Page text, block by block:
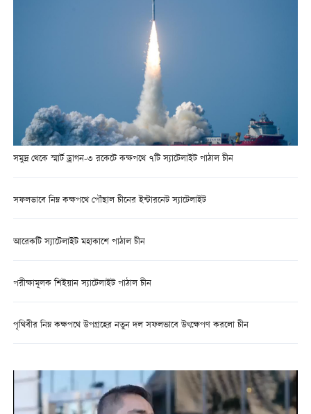
সমুদ্র থেকে স্মার্ট ড্রাগন-৩ রকেটে কক্ষপথে ৭টি স্যাটেলাইট পাঠাল চীন
সফলভাবে নিম্ন কক্ষপথে পৌঁছাল চীনের ইন্টারনেট স্যাটেলাইট
আরেকটি স্যাটেলাইট মহাকাশে পাঠাল চীন
পরীক্ষামূলক শিইয়ান স্যাটেলাইট পাঠাল চীন
পৃথিবীর নিম্ন কক্ষপথে উপগ্রহের নতুন দল সফলভাবে উৎক্ষেপণ করলো চীন